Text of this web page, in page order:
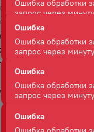
Ошибка обработки
запрос через минуту.
Ошибка
Ошибка обработки
запрос через
Ошибка
Ошибка обработки